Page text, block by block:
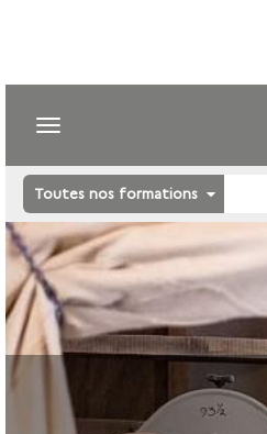
Toutes nos formations